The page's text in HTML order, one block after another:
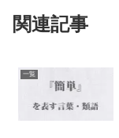
関連記事
一覧